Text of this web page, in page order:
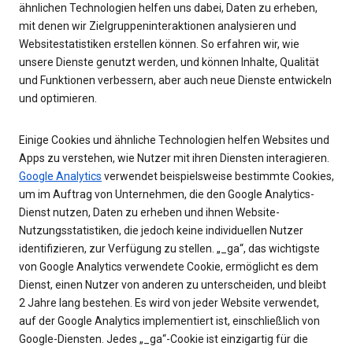
ähnlichen Technologien helfen uns dabei, Daten zu erheben,
mit denen wir Zielgruppeninteraktionen analysieren und
Websitestatistiken erstellen können. So erfahren wir, wie
unsere Dienste genutzt werden, und können Inhalte, Qualität
und Funktionen verbessern, aber auch neue Dienste entwickeln
und optimieren.
Einige Cookies und ähnliche Technologien helfen Websites und
Apps zu verstehen, wie Nutzer mit ihren Diensten interagieren.
Google Analytics verwendet beispielsweise bestimmte Cookies,
um im Auftrag von Unternehmen, die den Google Analytics-
Dienst nutzen, Daten zu erheben und ihnen Website-
Nutzungsstatistiken, die jedoch keine individuellen Nutzer
identifizieren, zur Verfügung zu stellen. „_ga“, das wichtigste
von Google Analytics verwendete Cookie, ermöglicht es dem
Dienst, einen Nutzer von anderen zu unterscheiden, und bleibt
2 Jahre lang bestehen. Es wird von jeder Website verwendet,
auf der Google Analytics implementiert ist, einschließlich von
Google-Diensten. Jedes „_ga“-Cookie ist einzigartig für die